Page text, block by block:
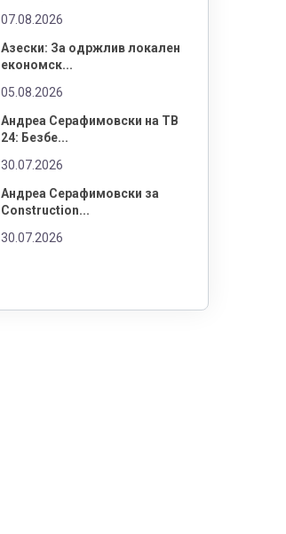
07.08.2026
Азески: За одржлив локален
економск...
05.08.2026
Андреа Серафимовски на ТВ
24: Безбе...
30.07.2026
Андреа Серафимовски за
Construction...
30.07.2026